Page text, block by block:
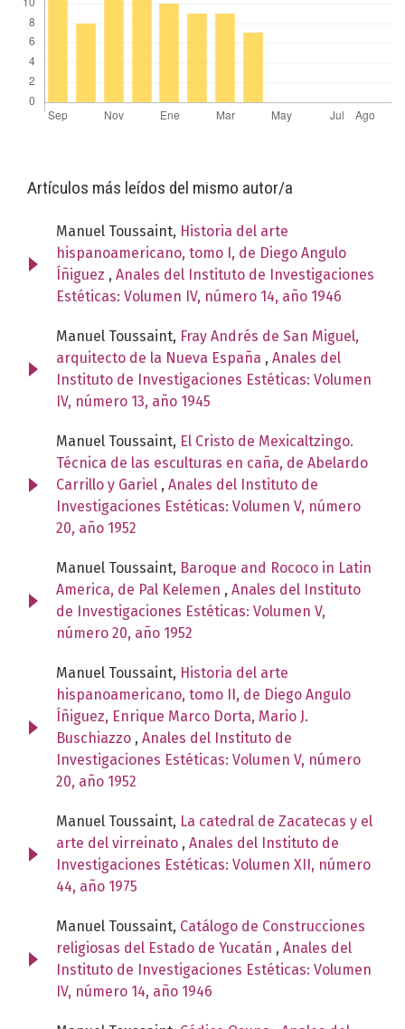
Artículos más leídos del mismo autor/a
Manuel Toussaint, Historia del arte
hispanoamericano, tomo I, de Diego Angulo
Íñiguez , Anales del Instituto de Investigaciones
Estéticas: Volumen IV, número 14, año 1946
Manuel Toussaint, Fray Andrés de San Miguel,
arquitecto de la Nueva España , Anales del
Instituto de Investigaciones Estéticas: Volumen
IV, número 13, año 1945
Manuel Toussaint, El Cristo de Mexicaltzingo.
Técnica de las esculturas en caña, de Abelardo
Carrillo y Gariel , Anales del Instituto de
Investigaciones Estéticas: Volumen V, número
20, año 1952
Manuel Toussaint, Baroque and Rococo in Latin
America, de Pal Kelemen , Anales del Instituto
de Investigaciones Estéticas: Volumen V,
número 20, año 1952
Manuel Toussaint, Historia del arte
hispanoamericano, tomo II, de Diego Angulo
Íñiguez, Enrique Marco Dorta, Mario J.
Buschiazzo , Anales del Instituto de
Investigaciones Estéticas: Volumen V, número
20, año 1952
Manuel Toussaint, La catedral de Zacatecas y el
arte del virreinato , Anales del Instituto de
Investigaciones Estéticas: Volumen XII, número
44, año 1975
Manuel Toussaint, Catálogo de Construcciones
religiosas del Estado de Yucatán , Anales del
Instituto de Investigaciones Estéticas: Volumen
IV, número 14, año 1946